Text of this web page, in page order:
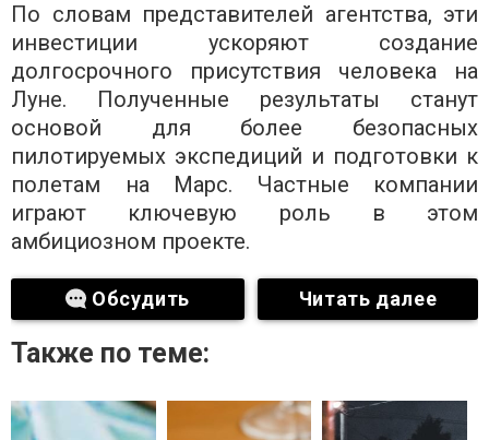
По словам представителей агентства, эти
инвестиции ускоряют создание
долгосрочного присутствия человека на
Луне. Полученные результаты станут
основой для более безопасных
пилотируемых экспедиций и подготовки к
полетам на Марс. Частные компании
играют ключевую роль в этом
амбициозном проекте.
Обсудить Читать далее
Также по теме: